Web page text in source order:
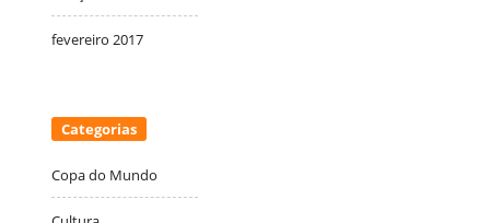
fevereiro 2017
Categorias
Copa do Mundo